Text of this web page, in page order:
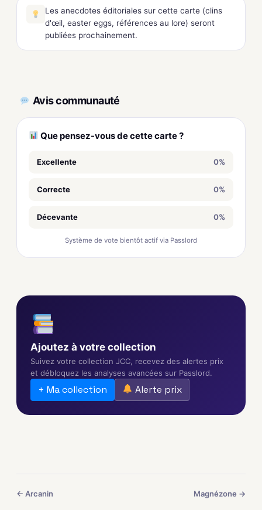
Les anecdotes éditoriales sur cette carte (clins
d'œil, easter eggs, références au lore) seront
publiées prochainement.
Avis communauté
Que pensez-vous de cette carte ?
Excellente 0%
Correcte 0%
Décevante 0%
Système de vote bientôt actif via Passlord
Ajoutez à votre collection
Suivez votre collection JCC, recevez des alertes prix
et débloquez les analyses avancées sur Passlord.
+ Ma collection Alerte prix
← Arcanin Magnézone →